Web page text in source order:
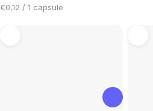
Цена
€0,12 / 1 capsule